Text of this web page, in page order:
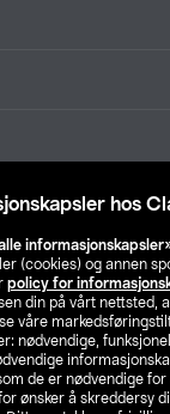
hos
(cookies) og annen
policy for
din på vårt nettsted,
våre
nødvendige,
de er nødvendige for
ønsker å skreddersy
Finn din butikk
SE NO FI